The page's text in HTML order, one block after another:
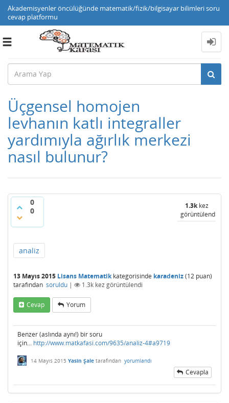
Akademisyenler öncülüğünde matematik/fizik/bilgisayar bilimleri soru
cevap platformu
Toggle
Üçgensel homojen
levhanın katlı integraller
yardımıyla ağırlık merkezi
nasıl bulunur?
0
0
1.3kkez
görüntülendi
analiz
13 Mayıs 2015 Lisans Matematikkategorisinde karadeniz(12 puan)
tarafından soruldu | 1.3k kez görüntülendi
Cevap Yorum
Benzer (aslında aynı!) bir soru
için... http://www.matkafasi.com/9635/analiz-4#a9719
14 Mayıs 2015 Yasin Şale tarafından yorumlandı
Cevapla